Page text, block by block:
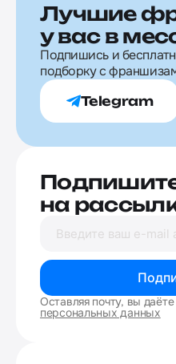
Лучшие
у вас в
Подпишись и
подборку с
Telegram
на
Оставляя почту, вы
персональных данных